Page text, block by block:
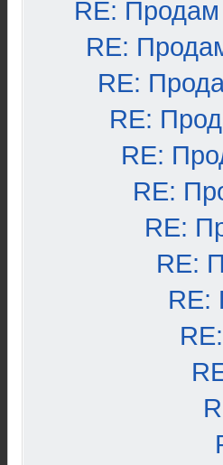
RE:
RE:
RE:
RE:
RE:
RE:
RE:
RE:
RE: